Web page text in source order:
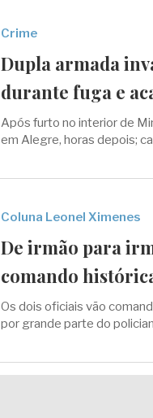
Crime
Dupla armada
durante fuga e
Após furto no interior de
em Alegre, horas depois;
Coluna Leonel Ximenes
De irmão para
comando
Os dois oficiais vão
por grande parte do